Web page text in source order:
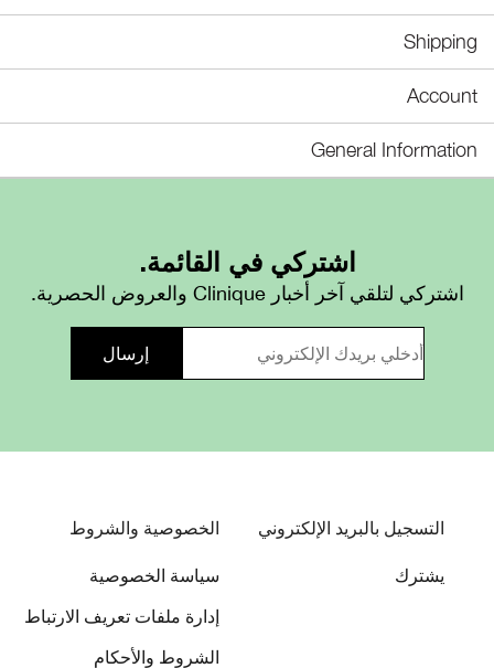
Shipping
Account
General Information
اشتركي في القائمة.
اشتركي لتلقي آخر أخبار Clinique والعروض الحصرية.
التسجيل بالبريد الإلكتروني
يشترك
الخصوصية والشروط
سياسة الخصوصية
إدارة ملفات تعريف الارتباط
الشروط والأحكام